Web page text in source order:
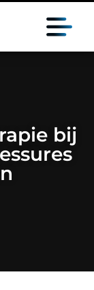
bij